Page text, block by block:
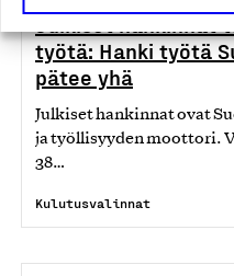
työtä: Hanki työtä
pätee yhä
Julkiset hankinnat ovat
ja työllisyyden moottori.
38…
Kulutusvalinnat